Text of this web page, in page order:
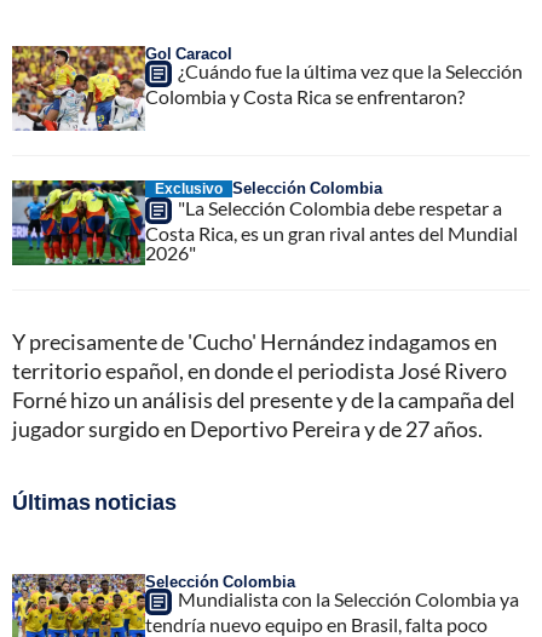
Gol Caracol
¿Cuándo fue la última vez que la Selección
Colombia y Costa Rica se enfrentaron?
Exclusivo Selección Colombia
"La Selección Colombia debe respetar a
Costa Rica, es un gran rival antes del Mundial
2026"
Y precisamente de 'Cucho' Hernández indagamos en
territorio español, en donde el periodista José Rivero
Forné hizo un análisis del presente y de la campaña del
jugador surgido en Deportivo Pereira y de 27 años.
Últimas noticias
Selección Colombia
Mundialista con la Selección Colombia ya
tendría nuevo equipo en Brasil, falta poco